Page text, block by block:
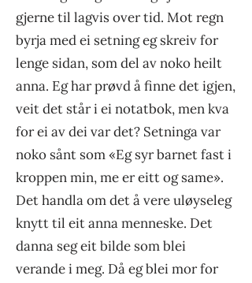
gjerne til lagvis over tid. Mot regn
byrja med ei setning eg skreiv for
lenge sidan, som del av noko heilt
anna. Eg har prøvd å finne det igjen,
veit det står i ei notatbok, men kva
for ei av dei var det? Setninga var
noko sånt som «Eg syr barnet fast i
kroppen min, me er eitt og same».
Det handla om det å vere uløyseleg
knytt til eit anna menneske. Det
danna seg eit bilde som blei
verande i meg. Då eg blei mor for